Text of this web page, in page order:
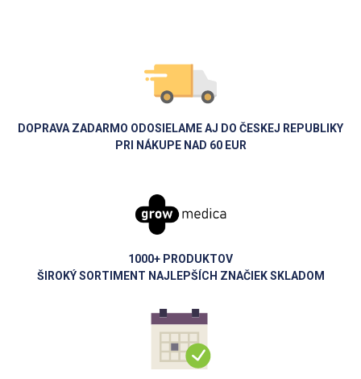
DOPRAVA ZADARMO ODOSIELAME AJ DO ČESKEJ REPUBLIKY
PRI NÁKUPE NAD 60 EUR
1000+ PRODUKTOV
ŠIROKÝ SORTIMENT NAJLEPŠÍCH ZNAČIEK SKLADOM